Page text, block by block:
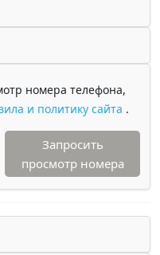
номера телефона,
и политику сайта .
Запросить
просмотр номера